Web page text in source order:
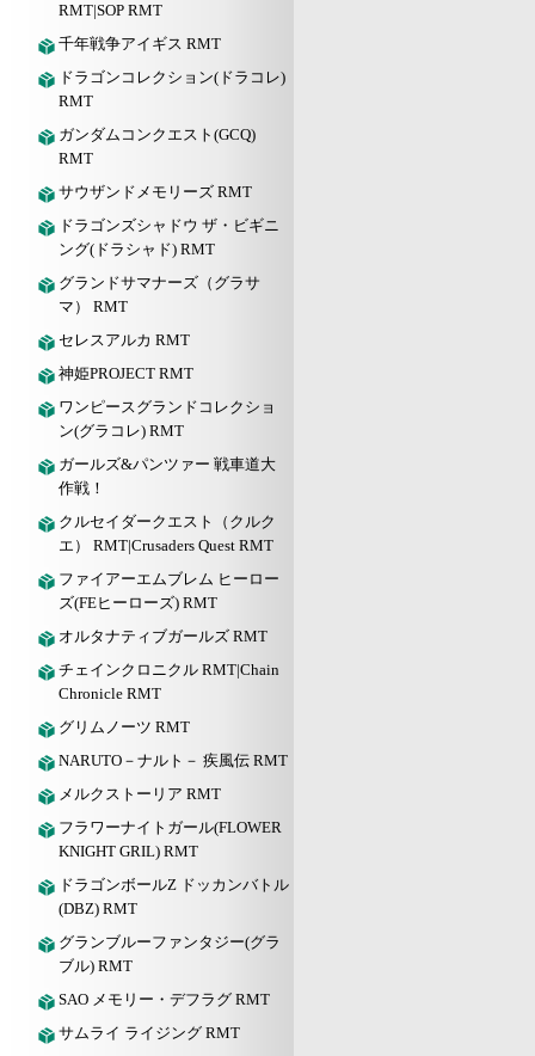
RMT|SOP RMT
千年戦争アイギス RMT
ドラゴンコレクション(ドラコレ)
RMT
ガンダムコンクエスト(GCQ)
RMT
サウザンドメモリーズ RMT
ドラゴンズシャドウ ザ・ビギニ
ング(ドラシャド) RMT
グランドサマナーズ（グラサ
マ） RMT
セレスアルカ RMT
神姫PROJECT RMT
ワンピースグランドコレクショ
ン(グラコレ) RMT
ガールズ&パンツァー 戦車道大
作戦！
クルセイダークエスト（クルク
エ） RMT|Crusaders Quest RMT
ファイアーエムブレム ヒーロー
ズ(FEヒーローズ) RMT
オルタナティブガールズ RMT
チェインクロニクル RMT|Chain
Chronicle RMT
グリムノーツ RMT
NARUTO－ナルト－ 疾風伝 RMT
メルクストーリア RMT
フラワーナイトガール(FLOWER
KNIGHT GRIL) RMT
ドラゴンボールZ ドッカンバトル
(DBZ) RMT
グランブルーファンタジー(グラ
ブル) RMT
SAO メモリー・デフラグ RMT
サムライ ライジング RMT